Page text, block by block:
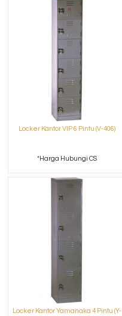
Locker Kantor VIP 6 Pintu (V-406)
*Harga Hubungi CS
Locker Kantor Yamanaka 4 Pintu (Y-